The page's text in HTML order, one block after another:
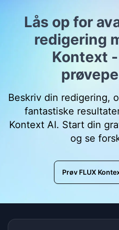
Lås op for
redigering
Kontext
Beskriv din redigering,
fantastiske
Kontext AI. Start din
og se
Prøv FLUX